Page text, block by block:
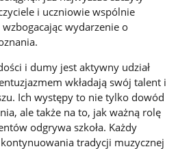
i uczniowie wspólnie
wydarzenie o
i dumy jest aktywny udział
wkładają swój talent i
Ich występy to nie tylko dowód
ale także na to, jak ważną rolę
odgrywa szkoła. Każdy
tradycji muzycznej